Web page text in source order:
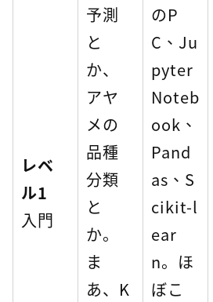
レベ
ル1
入門
予測
と
か、
アヤ
メの
品種
分類
と
か。
ま
あ、K
のP
C、Ju
pyter
Noteb
ook、
Pand
as、S
cikit-l
ear
n。ほ
ぼこ